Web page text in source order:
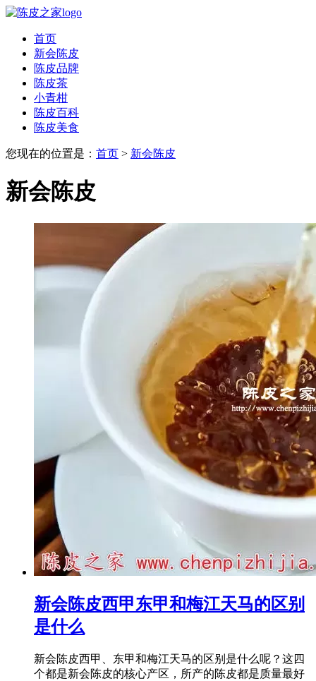
首页
新会陈皮
陈皮品牌
陈皮茶
小青柑
陈皮百科
陈皮美食
您现在的位置是： 首页 > 新会陈皮
新会陈皮
新会陈皮西甲东甲和梅江天马的区别
是什么
新会陈皮西甲、东甲和梅江天马的区别是什么呢？这四
个都是新会陈皮的核心产区，所产的陈皮都是质量最好